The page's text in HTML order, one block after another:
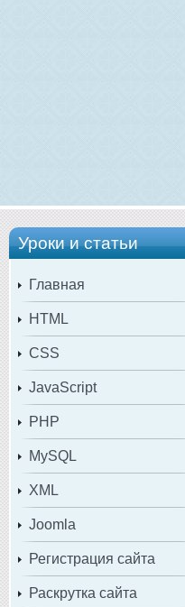
Уроки и статьи
Главная
HTML
CSS
JavaScript
PHP
MySQL
XML
Joomla
Регистрация сайта
Раскрутка сайта